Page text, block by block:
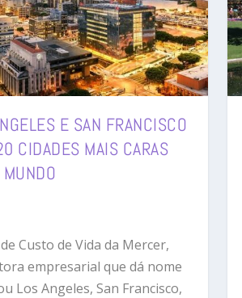
E SAN FRANCISCO
CIDADES MAIS CARAS
Custo de Vida da Mercer,
empresarial que dá nome
Los Angeles, San Francisco,